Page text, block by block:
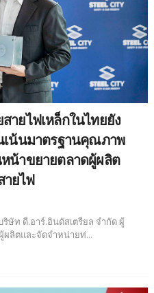
ายไฟเหล็กในไทยยัง
เน้นมาตรฐานคุณภาพ
น้าขยายตลาดผู้ผลิต
ยไฟ
ษัท ดี.อาร์.อินดัสเตรียล จำกัด ผู้
ผลิตและจัดจำหน่ายท่...